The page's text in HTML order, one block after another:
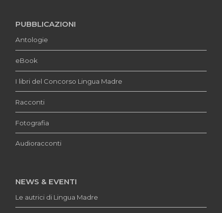
PUBBLICAZIONI
Antologie
eBook
I libri del Concorso Lingua Madre
Racconti
Fotografia
Audioracconti
NEWS & EVENTI
Le autrici di Lingua Madre